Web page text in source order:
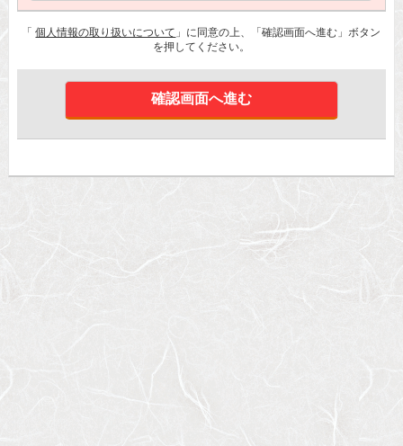
「個人情報の取り扱いについて 」に同意の上、「確認画面へ進む」ボタン
を押してください。